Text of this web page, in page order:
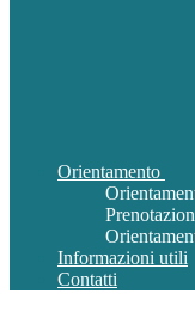
Orientamento
Informazioni utili
Contatti